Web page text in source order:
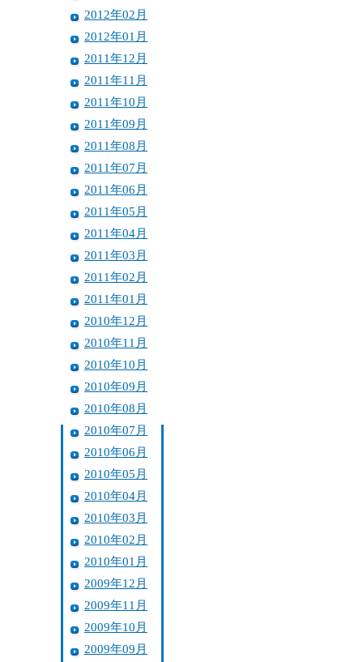
2012年02月
2012年01月
2011年12月
2011年11月
2011年10月
2011年09月
2011年08月
2011年07月
2011年06月
2011年05月
2011年04月
2011年03月
2011年02月
2011年01月
2010年12月
2010年11月
2010年10月
2010年09月
2010年08月
2010年07月
2010年06月
2010年05月
2010年04月
2010年03月
2010年02月
2010年01月
2009年12月
2009年11月
2009年10月
2009年09月